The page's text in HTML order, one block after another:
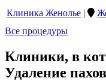
Клиника Женолье |
Все процедуры
Клиники, в
Удаление